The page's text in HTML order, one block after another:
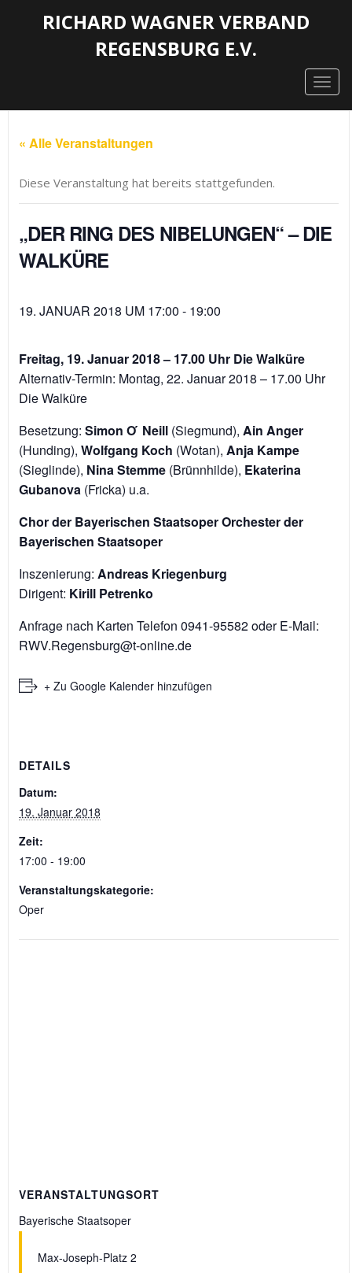
RICHARD WAGNER VERBAND
REGENSBURG E.V.
« Alle Veranstaltungen
Diese Veranstaltung hat bereits stattgefunden.
„DER RING DES NIBELUNGEN“ – DIE
WALKÜRE
19. JANUAR 2018 UM 17:00 - 19:00
Freitag, 19. Januar 2018 – 17.00 Uhr Die Walküre
Alternativ-Termin: Montag, 22. Januar 2018 – 17.00 Uhr
Die Walküre
Besetzung: Simon O ́ Neill(Siegmund), Ain Anger
(Hunding), Wolfgang Koch (Wotan), Anja Kampe
(Sieglinde), Nina Stemme(Brünnhilde), Ekaterina
Gubanova(Fricka) u.a.
Chor der Bayerischen Staatsoper Orchester der
Bayerischen Staatsoper
Inszenierung: Andreas Kriegenburg
Dirigent: Kirill Petrenko
Anfrage nach Karten Telefon 0941-95582 oder E-Mail:
RWV.Regensburg@t-online.de
+ Zu Google Kalender hinzufügen
DETAILS
Datum:
19. Januar 2018
Zeit:
17:00 - 19:00
Veranstaltungskategorie:
Oper
VERANSTALTUNGSORT
Bayerische Staatsoper
Max-Joseph-Platz 2